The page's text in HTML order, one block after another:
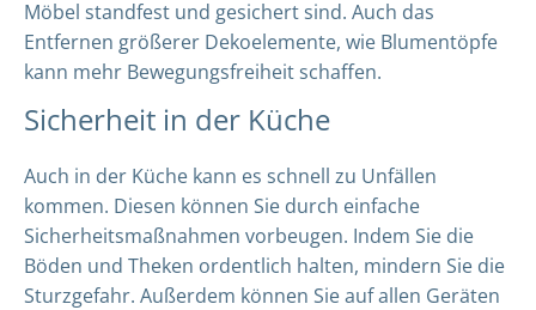
Möbel standfest und gesichert sind. Auch das
Entfernen größerer Dekoelemente, wie Blumentöpfe
kann mehr Bewegungsfreiheit schaffen.
Sicherheit in der Küche
Auch in der Küche kann es schnell zu Unfällen
kommen. Diesen können Sie durch einfache
Sicherheitsmaßnahmen vorbeugen. Indem Sie die
Böden und Theken ordentlich halten, mindern Sie die
Sturzgefahr. Außerdem können Sie auf allen Geräten